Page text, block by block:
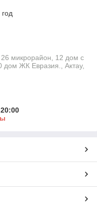
микрорайон, 12 дом с
дом ЖК Евразия., Актау,